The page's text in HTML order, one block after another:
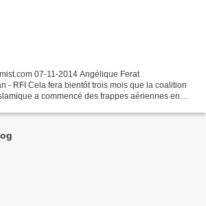
07-11-2014 Angélique Ferat
- RFI Cela fera bientôt trois mois que la coalition
a commencé des frappes aériennes en